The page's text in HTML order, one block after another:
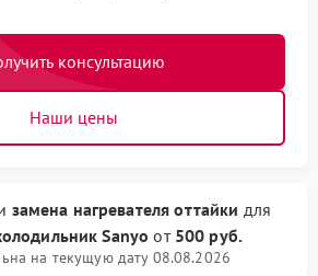
консультацию
Наши цены
замена нагревателя оттайки для
Sanyo от 500 руб.
на текущую дату 08.08.2026